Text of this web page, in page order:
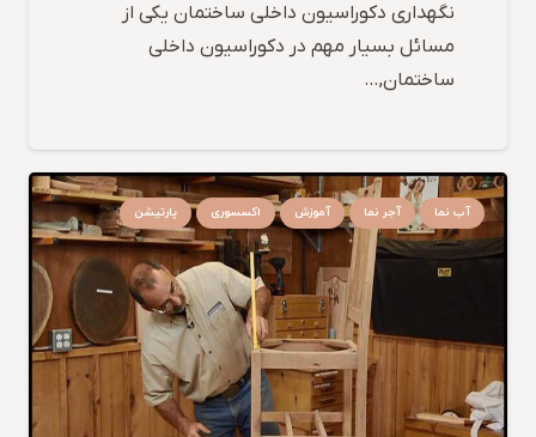
نگهداری دکوراسیون داخلی ساختمان یکی از
مسائل بسیار مهم در دکوراسیون داخلی
ساختمان,…
آب نما آجر نما آموزش اکسسوری پارتیشن